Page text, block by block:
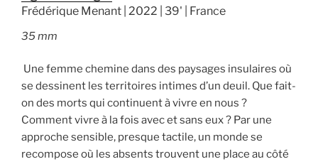
Frédérique Menant | 2022 | 39' | France
35 mm
Une femme chemine dans des paysages insulaires où
se dessinent les territoires intimes d’un deuil. Que fait-
on des morts qui continuent à vivre en nous ?
Comment vivre à la fois avec et sans eux ? Par une
approche sensible, presque tactile, un monde se
recompose où les absents trouvent une place au côté